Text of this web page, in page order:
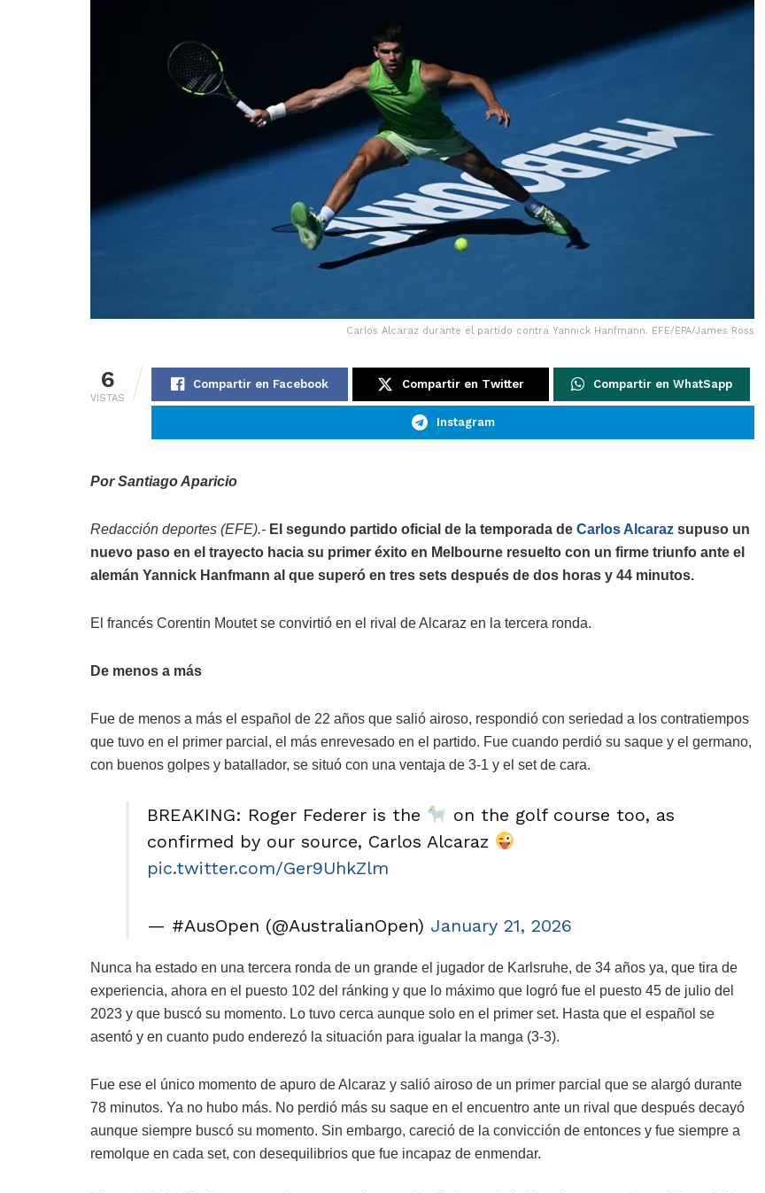
Carlos Alcaraz durante el partido contra Yannick Hanfmann. EFE/EPA/James Ross
6
VISTAS
Compartir en Facebook Compartir en Twitter Compartir en WhatSapp
Instagram
Por Santiago Aparicio
Redacción deportes (EFE).- El segundo partido oficial de la temporada de Carlos Alcaraz supuso un
nuevo paso en el trayecto hacia su primer éxito en Melbourne resuelto con un firme triunfo ante el
alemán Yannick Hanfmann al que superó en tres sets después de dos horas y 44 minutos.
El francés Corentin Moutet se convirtió en el rival de Alcaraz en la tercera ronda.
De menos a más
Fue de menos a más el español de 22 años que salió airoso, respondió con seriedad a los contratiempos
que tuvo en el primer parcial, el más enrevesado en el partido. Fue cuando perdió su saque y el germano,
con buenos golpes y batallador, se situó con una ventaja de 3-1 y el set de cara.
BREAKING: Roger Federer is the
on the golf course too, as
confirmed by our source, Carlos Alcaraz
pic.twitter.com/Ger9UhkZlm
— #AusOpen (@AustralianOpen) January 21, 2026
Nunca ha estado en una tercera ronda de un grande el jugador de Karlsruhe, de 34 años ya, que tira de
experiencia, ahora en el puesto 102 del ránking y que lo máximo que logró fue el puesto 45 de julio del
2023 y que buscó su momento. Lo tuvo cerca aunque solo en el primer set. Hasta que el español se
asentó y en cuanto pudo enderezó la situación para igualar la manga (3-3).
Fue ese el único momento de apuro de Alcaraz y salió airoso de un primer parcial que se alargó durante
78 minutos. Ya no hubo más. No perdió más su saque en el encuentro ante un rival que después decayó
aunque siempre buscó su momento. Sin embargo, careció de la convicción de entonces y fue siempre a
remolque en cada set, con desequilibrios que fue incapaz de enmendar.